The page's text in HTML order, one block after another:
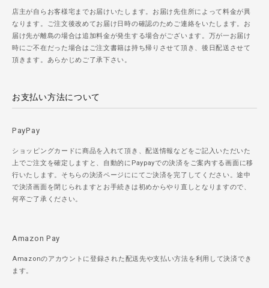
店主が自らお客様宅までお届けいたします。お届け先住所によって料金が異
なります。ご注文後改めてお届け日時の確認のためご連絡をいたします。お
届け先が離島の場合は追加料金が発生する場合がございます。万が一お届け
時にご不在だった場合はご注文書籍は持ち帰りさせて頂き、後日配送させて
頂きます。あらかじめご了承下さい。
お支払い方法について
PayPay
ショッピングカードに商品を入れて頂き、配送情報などをご記入いただいた
上でご注文を確定しますと、自動的にPaypayでの決済をご案内する画面に移
行いたします。そちらの決済ページににてご決済を完了してください。途中
で決済画面を閉じられますとお手続きは初めからやり直しとなりますので、
何卒ご了承ください。
Amazon Pay
Amazonのアカウントに登録された配送先や支払い方法を利用して決済でき
ます。